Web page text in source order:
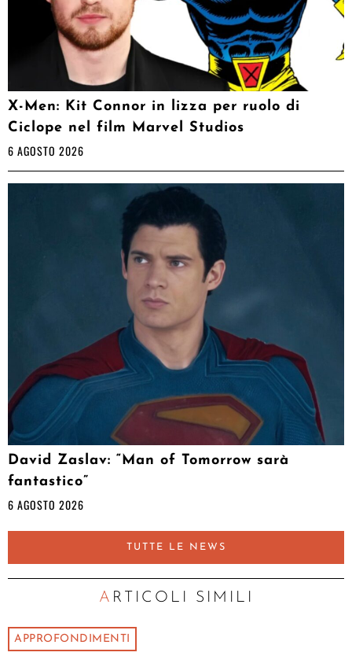
X-Men: Kit Connor in lizza per ruolo di
Ciclope nel film Marvel Studios
6 AGOSTO 2026
David Zaslav: “Man of Tomorrow sarà
fantastico”
6 AGOSTO 2026
TUTTE LE NEWS
ARTICOLI SIMILI
APPROFONDIMENTI